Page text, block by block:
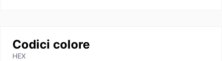
Codici colore
HEX